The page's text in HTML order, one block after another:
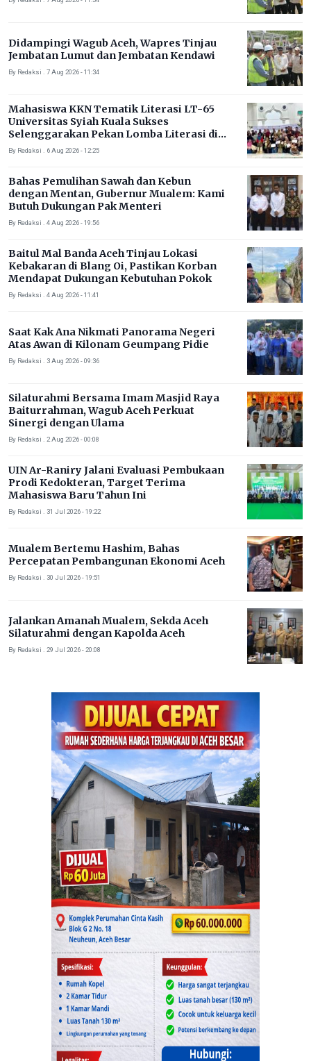
Didampingi Wagub Aceh, Wapres Tinjau
Jembatan Lumut dan Jembatan Kendawi
By Redaksi . 7 Aug 2026 - 11:34
Mahasiswa KKN Tematik Literasi LT-65
Universitas Syiah Kuala Sukses
Selenggarakan Pekan Lomba Literasi di
Gampong Rhieng Blang
By Redaksi . 6 Aug 2026 - 12:25
Bahas Pemulihan Sawah dan Kebun
dengan Mentan, Gubernur Mualem: Kami
Butuh Dukungan Pak Menteri
By Redaksi . 4 Aug 2026 - 19:56
Baitul Mal Banda Aceh Tinjau Lokasi
Kebakaran di Blang Oi, Pastikan Korban
Mendapat Dukungan Kebutuhan Pokok
By Redaksi . 4 Aug 2026 - 11:41
Saat Kak Ana Nikmati Panorama Negeri
Atas Awan di Kilonam Geumpang Pidie
By Redaksi . 3 Aug 2026 - 09:36
Silaturahmi Bersama Imam Masjid Raya
Baiturrahman, Wagub Aceh Perkuat
Sinergi dengan Ulama
By Redaksi . 2 Aug 2026 - 00:08
UIN Ar-Raniry Jalani Evaluasi Pembukaan
Prodi Kedokteran, Target Terima
Mahasiswa Baru Tahun Ini
By Redaksi . 31 Jul 2026 - 19:22
Mualem Bertemu Hashim, Bahas
Percepatan Pembangunan Ekonomi Aceh
By Redaksi . 30 Jul 2026 - 19:51
Jalankan Amanah Mualem, Sekda Aceh
Silaturahmi dengan Kapolda Aceh
By Redaksi . 29 Jul 2026 - 20:08